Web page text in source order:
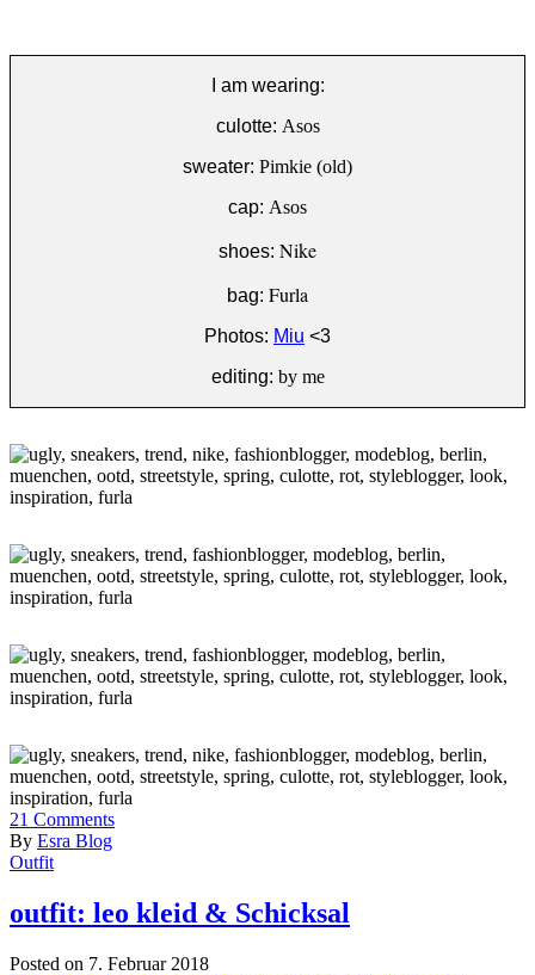
I am wearing:
culotte: Asos
sweater: Pimkie (old)
cap: Asos
shoes: Nike
bag: Furla
Photos: Miu <3
editing: by me
21 Comments
By Esra Blog
Outfit
outfit: leo kleid & Schicksal
Posted on 7. Februar 2018